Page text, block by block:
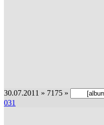
30.07.2011 » 7175 »
031